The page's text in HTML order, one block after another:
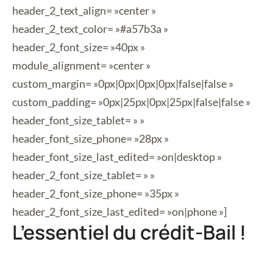
header_2_text_align= »center »
header_2_text_color= »#a57b3a »
header_2_font_size= »40px »
module_alignment= »center »
custom_margin= »0px|0px|0px|0px|false|false »
custom_padding= »0px|25px|0px|25px|false|false »
header_font_size_tablet= » »
header_font_size_phone= »28px »
header_font_size_last_edited= »on|desktop »
header_2_font_size_tablet= » »
header_2_font_size_phone= »35px »
header_2_font_size_last_edited= »on|phone »]
L’essentiel du crédit-Bail !